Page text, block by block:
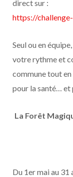
direct sur :
https://
Seul ou en
votre rythme et
commune tout
pour la santé… et
La Forêt
Du 1er mai au 31